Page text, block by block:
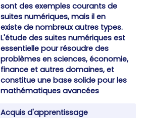
sont des exemples courants de
suites numériques, mais il en
existe de nombreux autres types.
L'étude des suites numériques est
essentielle pour résoudre des
problèmes en sciences, économie,
finance et autres domaines, et
constitue une base solide pour les
mathématiques avancées
Acquis d'apprentissage